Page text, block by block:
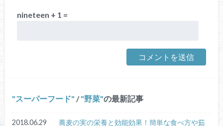
nineteen + 1 =
スーパーフード / 野菜 の最新記事
2018.06.29 蕎麦の実の栄養と効能効果！簡単な食べ方や茹